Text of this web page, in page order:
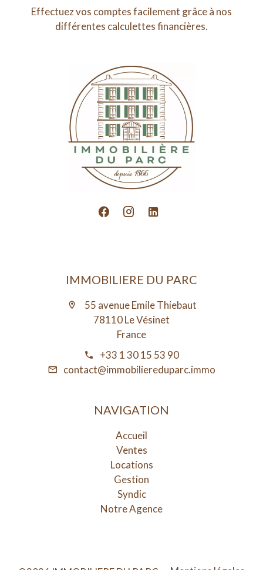
Effectuez vos comptes facilement grâce à nos
différentes calculettes financières.
IMMOBILIERE DU PARC
55 avenue Emile Thiebaut
78110 Le Vésinet
France
+33 1 30 15 53 90
contact@immobiliereduparc.immo
NAVIGATION
Accueil
Ventes
Locations
Gestion
Syndic
Notre Agence